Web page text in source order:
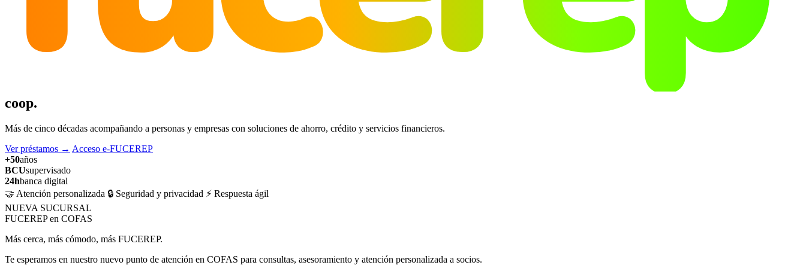
coop.
Más de cinco décadas acompañando a personas y empresas con soluciones de ahorro, crédito y servicios financieros.
Ver préstamos → Acceso e-FUCEREP
+50años
BCUsupervisado
24hbanca digital
🤝 Atención personalizada 🔒 Seguridad y privacidad ⚡ Respuesta ágil
NUEVA SUCURSAL
FUCEREP en COFAS
Más cerca, más cómodo, más FUCEREP.
Te esperamos en nuestro nuevo punto de atención en COFAS para consultas, asesoramiento y atención personalizada a socios.